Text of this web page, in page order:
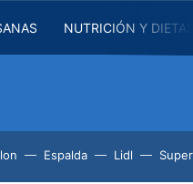
NUTRICIÓN Y
Espalda Lidl